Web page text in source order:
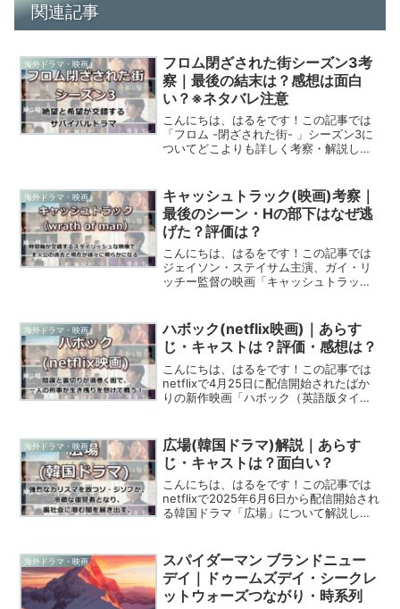
関連記事
海外ドラマ・映画
フロム閉ざされた街シーズン3考
察｜最後の結末は？感想は面白
い？※ネタバレ注意
こんにちは、はるをです！この記事では
「フロム -閉ざされた街- 」シーズン3に
ついてどこよりも詳しく考察・解説して
藤。閉ざされた街で生きる人々のドラマ
です。はるを...
海外ドラマ・映画
キャッシュトラック(映画)考察｜
最後のシーン・Hの部下はなぜ逃
げた？評価は？
こんにちは、はるをです！この記事では
ジェイソン・ステイサム主演、ガイ・リ
ッチー監督の映画「キャッシュトラック
ラック」は寡黙で冷酷なHの正体が徐々
に明かされる...
海外ドラマ・映画
ハボック(netflix映画)｜あらす
じ・キャストは？評価・感想は？
こんにちは、はるをです！この記事では
netflixで4月25日に配信開始されたばか
りの新作映画「ハボック（英語版タイト
が、救出すべき男を追ううちに、街の裏
社会の深みにハ...
海外ドラマ・映画
広場(韓国ドラマ)解説｜あらす
じ・キャストは？面白い？
こんにちは、はるをです！この記事では
netflixで2025年6月6日から配信開始され
る韓国ドラマ「広場」について解説して
の真相を突き止めるために再び裏社会に
戻り、容赦...
海外ドラマ・映画
スパイダーマン ブランドニュー
デイ｜ドゥームズデイ・シークレ
ットウォーズつながり・時系列